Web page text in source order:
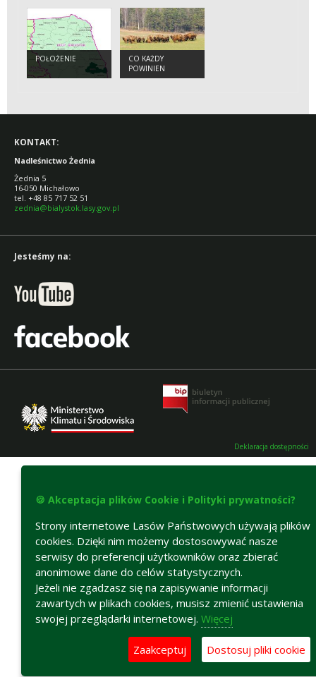
POŁOŻENIE
CO KAŻDY
POWINIEN
WIEDZIEĆ O
KONTAKT:
Nadleśnictwo Żednia
Żednia 5
16-050 Michałowo
tel. +48 85 717 52 51
zednia@bialystok.lasy.gov.pl
Jesteśmy na:
Deklaracja dostępności
🍪 Akceptacja plików Cookie i Polityki prywatności?
Strony internetowe Lasów Państwowych używają plików
cookies. Dzięki nim możemy dostosowywać nasze
serwisy do preferencji użytkowników oraz zbierać
anonimowe dane do celów statystycznych.
Jeżeli nie zgadzasz się na zapisywanie informacji
zawartych w plikach cookies, musisz zmienić ustawienia
swojej przeglądarki internetowej. Więcej
Zaakceptuj Dostosuj pliki cookie